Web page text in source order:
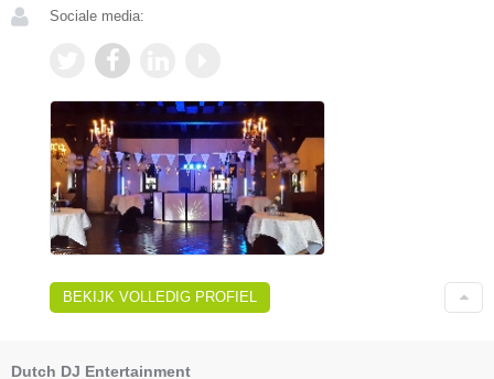
Sociale media:
BEKIJK VOLLEDIG PROFIEL
Dutch DJ Entertainment